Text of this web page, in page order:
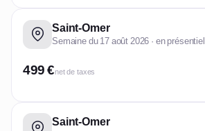
Saint-Omer
Semaine du 17 août 2026 · en présentiel
499 €net de taxes
Saint-Omer